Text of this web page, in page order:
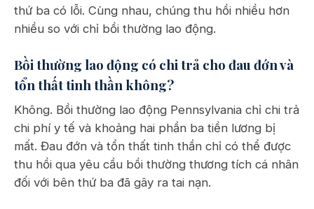
thứ ba có lỗi. Cùng nhau, chúng thu hồi nhiều hơn
nhiều so với chỉ bồi thường lao động.
Bồi thường lao động có chi trả cho đau đớn và
tổn thất tinh thần không?
Không. Bồi thường lao động Pennsylvania chỉ chi trả
chi phí y tế và khoảng hai phần ba tiền lương bị
mất. Đau đớn và tổn thất tinh thần chỉ có thể được
thu hồi qua yêu cầu bồi thường thương tích cá nhân
đối với bên thứ ba đã gây ra tai nạn.